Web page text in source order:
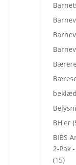
BH'er
BIBS
2-Pak
(15)